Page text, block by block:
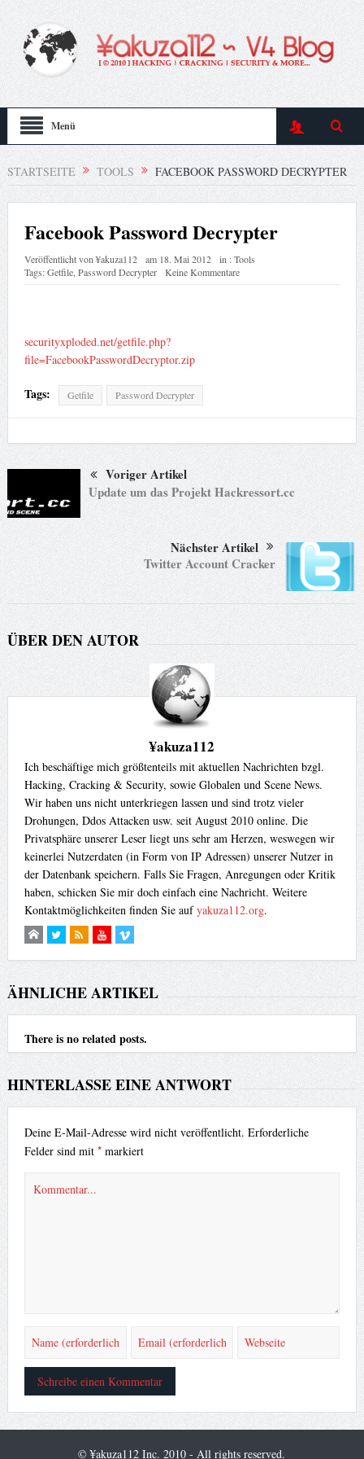
Menü
STARTSEITE TOOLS FACEBOOK PASSWORD DECRYPTER
Facebook Password Decrypter
Veröffentlicht von¥akuza112 am 18. Mai 2012 in :Tools
Tags:Getfile, Password Decrypter Keine Kommentare
securityxploded.net/getfile.php?
file=FacebookPasswordDecryptor.zip
Tags: Getfile Password Decrypter
Voriger Artikel
Update um das Projekt Hackressort.cc
Nächster Artikel
Twitter Account Cracker
ÜBER DEN AUTOR
¥akuza112
Ich beschäftige mich größtenteils mit aktuellen Nachrichten bzgl.
Hacking, Cracking & Security, sowie Globalen und Scene News.
Wir haben uns nicht unterkriegen lassen und sind trotz vieler
Drohungen, Ddos Attacken usw. seit August 2010 online. Die
Privatsphäre unserer Leser liegt uns sehr am Herzen, weswegen wir
keinerlei Nutzerdaten (in Form von IP Adressen) unserer Nutzer in
der Datenbank speichern. Falls Sie Fragen, Anregungen oder Kritik
haben, schicken Sie mir doch einfach eine Nachricht. Weitere
Kontaktmöglichkeiten finden Sie aufyakuza112.org.
ÄHNLICHE ARTIKEL
There is no related posts.
HINTERLASSE EINE ANTWORT
Deine E-Mail-Adresse wird nicht veröffentlicht. Erforderliche
Felder sind mit *markiert
© ¥akuza112 Inc. 2010 - All rights reserved.